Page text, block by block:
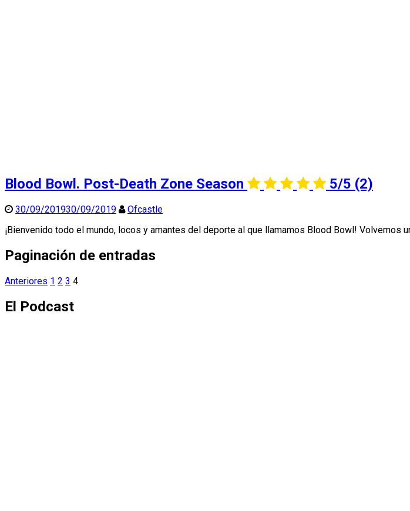
Blood Bowl. Post-Death Zone Season 5/5 (2)
30/09/201930/09/2019
Ofcastle
¡Bienvenido todo el mundo, locos y amantes del deporte al que llamamos Blood Bowl! Volvemos
Paginación de entradas
Anteriores 1 2 3 4
El Podcast